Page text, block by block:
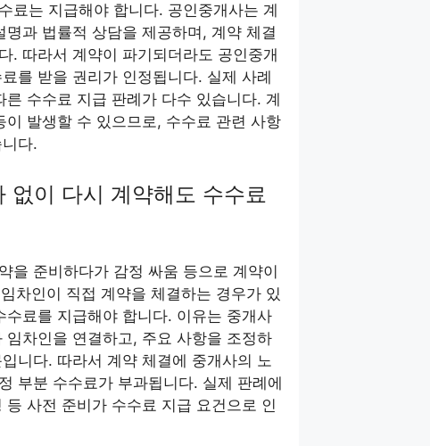
료는 지급해야 합니다. 공인중개사는 계
과 법률적 상담을 제공하며, 계약 체결
. 따라서 계약이 파기되더라도 공인중개
를 받을 권리가 인정됩니다. 실제 사례
수수료 지급 판례가 다수 있습니다. 계
발생할 수 있으므로, 수수료 관련 사항
다.
이 다시 계약해도 수수료
을 준비하다가 감정 싸움 등으로 계약이
차인이 직접 계약을 체결하는 경우가 있
료를 지급해야 합니다. 이유는 중개사
차인을 연결하고, 주요 사항을 조정하
니다. 따라서 계약 체결에 중개사의 노
부분 수수료가 부과됩니다. 실제 판례에
사전 준비가 수수료 지급 요건으로 인